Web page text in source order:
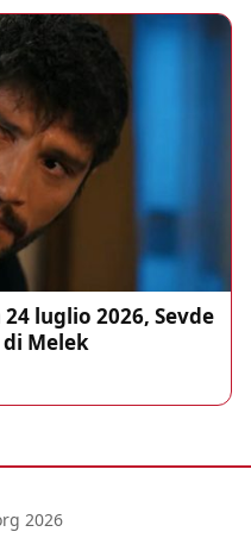
luglio 2026, Sevde
Melek
2026